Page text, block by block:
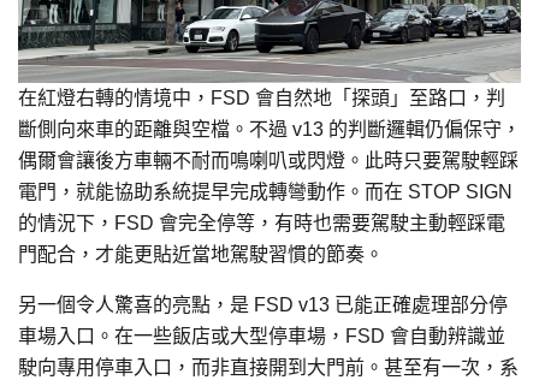
在紅燈右轉的情境中，FSD 會自然地「探頭」至路口，判
斷側向來車的距離與空檔。不過 v13 的判斷邏輯仍偏保守，
偶爾會讓後方車輛不耐而鳴喇叭或閃燈。此時只要駕駛輕踩
電門，就能協助系統提早完成轉彎動作。而在 STOP SIGN
的情況下，FSD 會完全停等，有時也需要駕駛主動輕踩電
門配合，才能更貼近當地駕駛習慣的節奏。
另一個令人驚喜的亮點，是 FSD v13 已能正確處理部分停
車場入口。在一些飯店或大型停車場，FSD 會自動辨識並
駛向專用停車入口，而非直接開到大門前。甚至有一次，系